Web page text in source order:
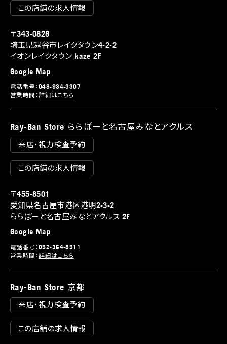
この店舗の求人情報
〒343-0828
埼玉県越谷市レイクタウン4-2-2
イオンレイクタウン kaze 2F
Google Map
電話番号：048-934-3307
営業時間：詳細はこちら
Ray-Ban Store ららぽーと名古屋みなとアクルス
来店・視力検査予約
この店舗の求人情報
〒455-8501
愛知県名古屋市港区港明2-3-2
ららぽーと名古屋みなとアクルス 2F
Google Map
電話番号：052-364-8511
営業時間：詳細はこちら
Ray-Ban Store 京都
来店・視力検査予約
この店舗の求人情報